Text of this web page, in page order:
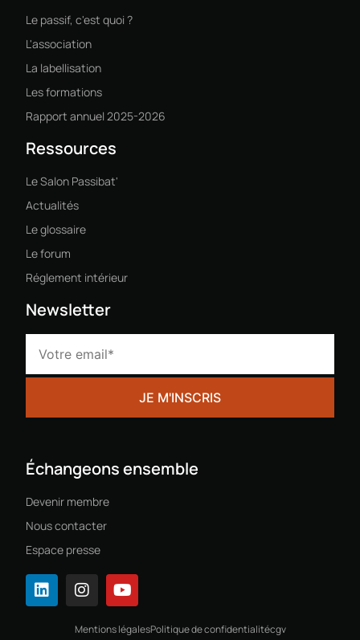
Le passif, c'est quoi ?
L'association
La labellisation
Les formations
Rapport annuel 2025-2026
Ressources
Le Salon Passibat'
Actualités
Le glossaire
Le forum
Réglement intérieur
Newsletter
Échangeons ensemble
Devenir membre
Nous contacter
Espace presse
Mentions légalesPolitique de confidentialitécgv